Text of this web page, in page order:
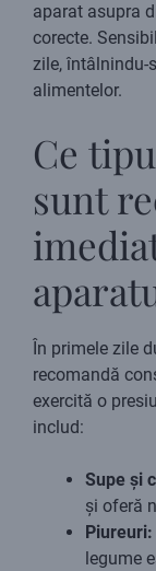
aparat asupra
corecte.
zile, întâlnindu-
alimentelor.
Ce
sunt
În primele zile
recomandă
exercită o
includ:
Supe și
și oferă
Piureuri:
legume